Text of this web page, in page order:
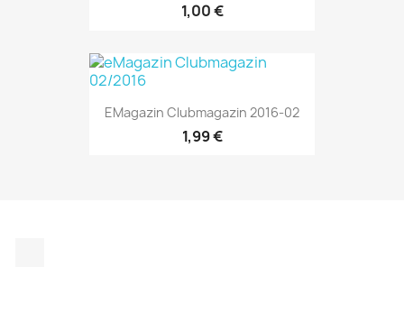
1,00 €
EMagazin Clubmagazin 2016-02
1,99 €